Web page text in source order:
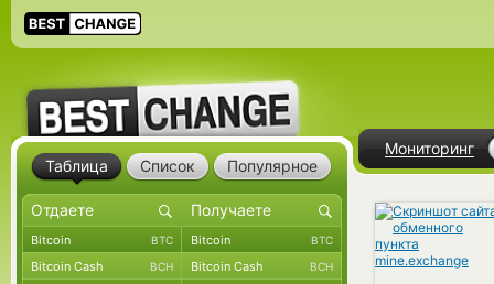
Мониторинг
Таблица Список Популярное
Bitcoin BTC Bitcoin BTC
Bitcoin Cash BCH Bitcoin Cash BCH